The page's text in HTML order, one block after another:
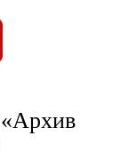
Григория